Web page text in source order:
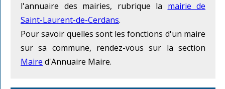
l'annuaire des mairies, rubrique la mairie de
Saint-Laurent-de-Cerdans.
Pour savoir quelles sont les fonctions d'un maire
sur sa commune, rendez-vous sur la section
Maire d'Annuaire Maire.